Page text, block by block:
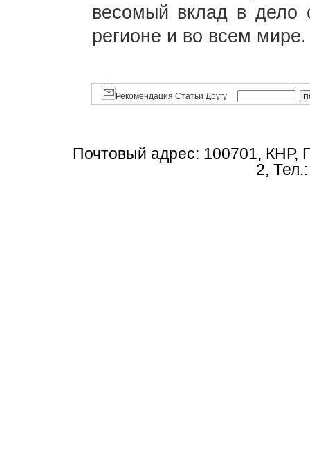
весомый вклад в дело
регионе и во всем мире.
Рекомендация Статьи Другу
Почтовый адрес: 100701, КНР,
2,